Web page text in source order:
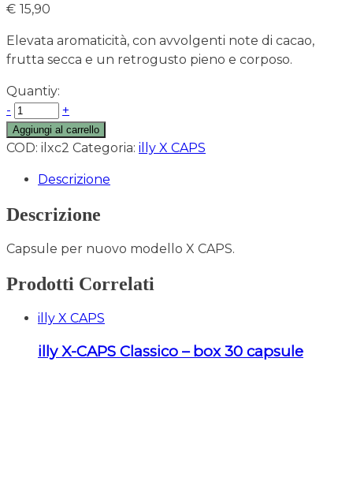
€ 15,90
Elevata aromaticità, con avvolgenti note di cacao,
frutta secca e un retrogusto pieno e corposo.
Quantiy:
-
+
Aggiungi al carrello
COD: ilxc2 Categoria: illy X CAPS
Descrizione
Descrizione
Capsule per nuovo modello X CAPS.
Prodotti Correlati
illy X CAPS
illy X-CAPS Classico – box 30 capsule